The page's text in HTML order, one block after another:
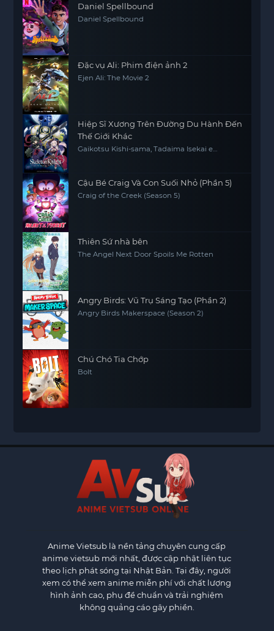
Daniel Spellbound
Daniel Spellbound
Đặc vụ Ali: Phim điện ảnh 2
Ejen Ali: The Movie 2
Hiệp Sĩ Xương Trên Đường Du Hành Đến
Thế Giới Khác
Gaikotsu Kishi-sama, Tadaima Isekai e
Cậu Bé Craig Và Con Suối Nhỏ (Phần 5)
Craig of the Creek (Season 5)
Thiên Sứ nhà bên
The Angel Next Door Spoils Me Rotten
Angry Birds: Vũ Trụ Sáng Tạo (Phần 2)
Angry Birds Makerspace (Season 2)
Chú Chó Tia Chớp
Bolt
Anime Vietsub là nền tảng chuyên cung cấp
anime vietsub mới nhất, được cập nhật liên tục
theo lịch phát sóng tại Nhật Bản. Tại đây, người
xem có thể xem anime miễn phí với chất lượng
hình ảnh cao, phụ đề chuẩn và trải nghiệm
không quảng cáo gây phiền.